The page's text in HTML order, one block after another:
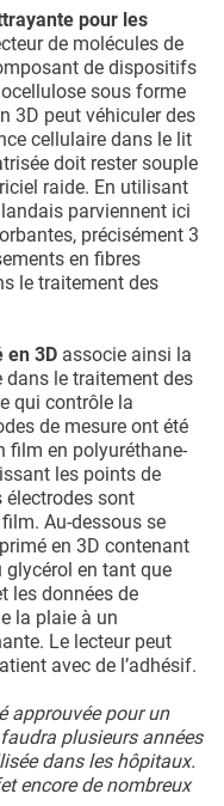
pour les
de molécules de
de dispositifs
sous forme
3D peut véhiculer des
cellulaire dans le lit
doit rester souple
raide. En utilisant
parviennent ici
précisément 3
en fibres
le traitement des
en 3D associe ainsi la
dans le traitement des
qui contrôle la
de mesure ont été
film en polyuréthane-
les points de
électrodes sont
Au-dessous se
en 3D contenant
glycérol en tant que
les données de
la plaie à un
Le lecteur peut
avec de l’adhésif.
approuvée pour un
plusieurs années
dans les hôpitaux.
encore de nombreux